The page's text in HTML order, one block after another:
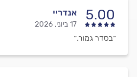
5.00 אנדריי
17 ביוני, 2026
״בסדר גמור.״